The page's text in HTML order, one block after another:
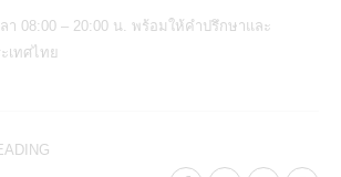
า 08:00 – 20:00 น. พร้อมให้คำปรึกษาและ
เทศไทย